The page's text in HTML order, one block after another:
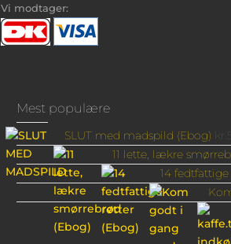
Vi modtager:
Mest populære
SLUT med madspild (Ebog)
11 lette, lækre
14